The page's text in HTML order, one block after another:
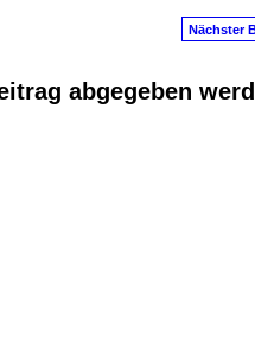
Nächster
abgegeben